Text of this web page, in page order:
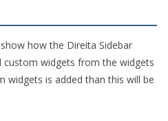
how the Direita Sidebar
custom widgets from the widgets
widgets is added than this will be